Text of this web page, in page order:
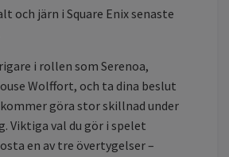
och järn i Square Enix senaste
i rollen som Serenoa,
Wolffort, och ta dina beslut
göra stor skillnad under
Viktiga val du gör i spelet
en av tre övertygelser –